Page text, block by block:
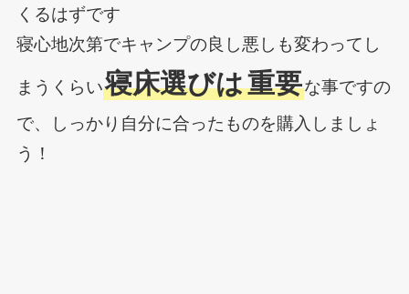
くるはずです
寝心地次第でキャンプの良し悪しも変わってし
まうくらい寝床選びは重要な事ですの
で、しっかり自分に合ったものを購入しましょ
う！